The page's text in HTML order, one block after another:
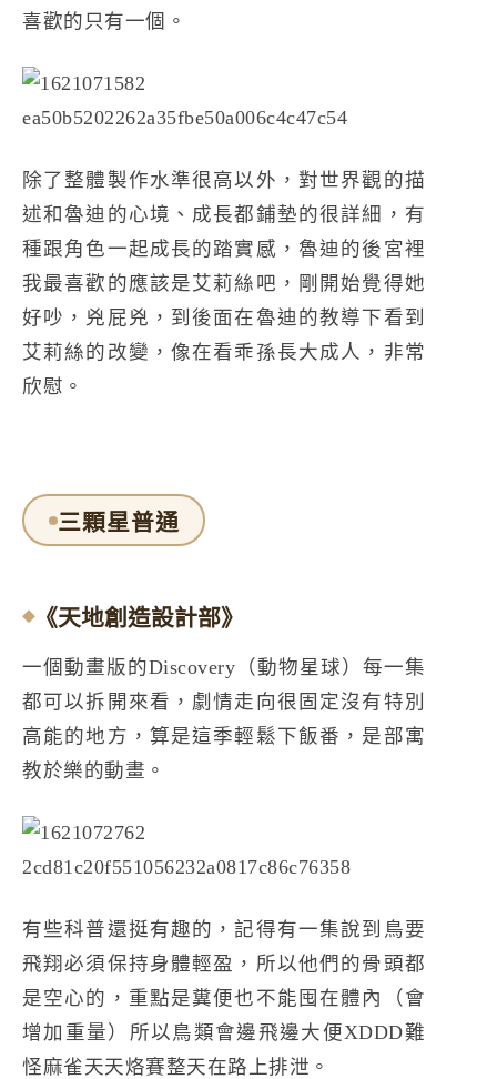
喜歡的只有一個。
除了整體製作水準很高以外，對世界觀的描
述和魯迪的心境、成長都鋪墊的很詳細，有
種跟角色一起成長的踏實感，魯迪的後宮裡
我最喜歡的應該是艾莉絲吧，剛開始覺得她
好吵，兇屁兇，到後面在魯迪的教導下看到
艾莉絲的改變，像在看乖孫長大成人，非常
欣慰。
三顆星普通
《天地創造設計部》
一個動畫版的Discovery（動物星球）每一集
都可以拆開來看，劇情走向很固定沒有特別
高能的地方，算是這季輕鬆下飯番，是部寓
教於樂的動畫。
有些科普還挺有趣的，記得有一集說到鳥要
飛翔必須保持身體輕盈，所以他們的骨頭都
是空心的，重點是糞便也不能囤在體內（會
增加重量）所以鳥類會邊飛邊大便XDDD難
怪麻雀天天烙賽整天在路上排泄。